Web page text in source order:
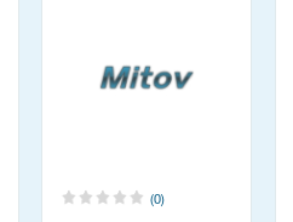
(0)